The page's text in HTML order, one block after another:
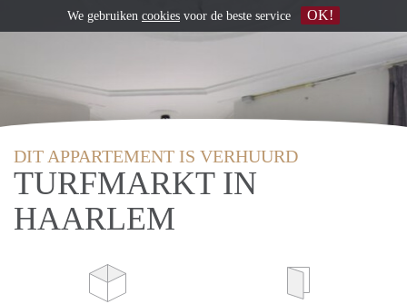
DIT APPARTEMENT IS VERHUURD
TURFMARKT IN
HAARLEM
We gebruiken cookies voor de beste service OK!